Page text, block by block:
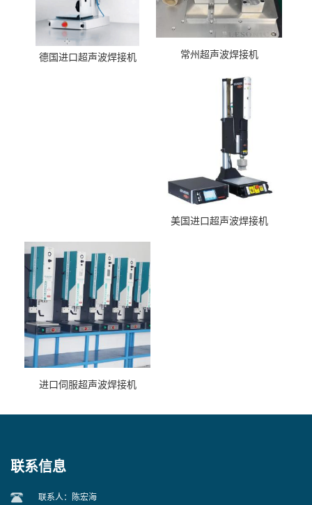
德国进口超声波焊接机 常州超声波焊接机
美国进口超声波焊接机
进口伺服超声波焊接机
联系信息
联系人：陈宏海